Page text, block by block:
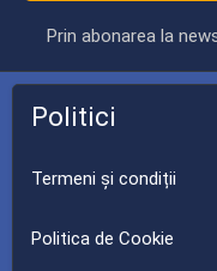
Prin abonarea la
Politici
Termeni și condiții
Politica de Cookie